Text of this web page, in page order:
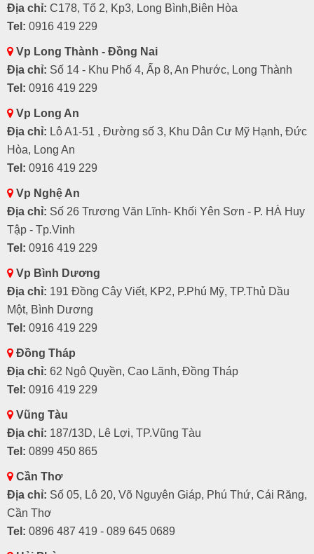
Địa chỉ: C178, Tổ 2, Kp3, Long Bình,Biên Hòa
Tel: 0916 419 229
Vp Long Thành - Đồng Nai
Địa chỉ: Số 14 - Khu Phố 4, Ấp 8, An Phước, Long Thành
Tel: 0916 419 229
Vp Long An
Địa chỉ: Lô A1-51 , Đường số 3, Khu Dân Cư Mỹ Hạnh, Đức
Hòa, Long An
Tel: 0916 419 229
Vp Nghệ An
Địa chỉ: Số 26 Trương Văn Lĩnh- Khối Yên Sơn - P. HÀ Huy
Tập - Tp.Vinh
Tel: 0916 419 229
Vp Bình Dương
Địa chỉ: 191 Đồng Cây Viết, KP2, P.Phú Mỹ, TP.Thủ Dầu
Một, Bình Dương
Tel: 0916 419 229
Đồng Tháp
Địa chỉ: 62 Ngô Quyền, Cao Lãnh, Đồng Tháp
Tel: 0916 419 229
Vũng Tàu
Địa chỉ: 187/13D, Lê Lợi, TP.Vũng Tàu
Tel: 0899 450 865
Cần Thơ
Địa chỉ: Số 05, Lô 20, Võ Nguyên Giáp, Phú Thứ, Cái Răng,
Cần Thơ
Tel: 0896 487 419 - 089 645 0689